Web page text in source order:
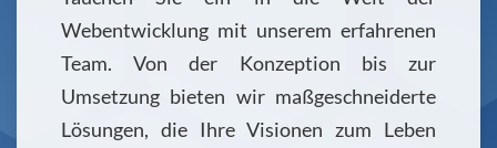
Webentwicklung mit unserem erfahrenen
Team. Von der Konzeption bis zur
Umsetzung bieten wir maßgeschneiderte
Lösungen, die Ihre Visionen zum Leben